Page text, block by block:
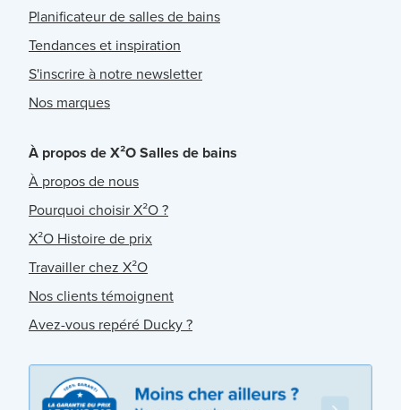
Planificateur de salles de bains
Tendances et inspiration
S'inscrire à notre newsletter
Nos marques
À propos de X²O Salles de bains
À propos de nous
Pourquoi choisir X²O ?
X²O Histoire de prix
Travailler chez X²O
Nos clients témoignent
Avez-vous repéré Ducky ?